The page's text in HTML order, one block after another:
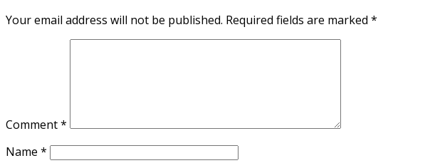
Your email address will not be published. Required fields are marked *
Comment*
Name *